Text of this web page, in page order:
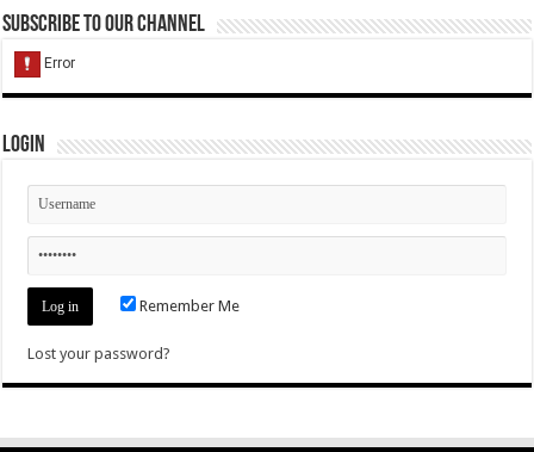
Subscribe to our Channel
Login
Remember Me
Lost your password?